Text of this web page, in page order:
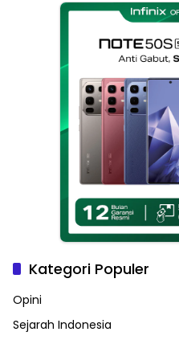
Kategori Populer
Opini
Sejarah Indonesia